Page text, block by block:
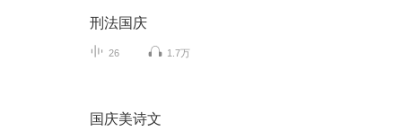
刑法国庆
26 1.7万
国庆美诗文